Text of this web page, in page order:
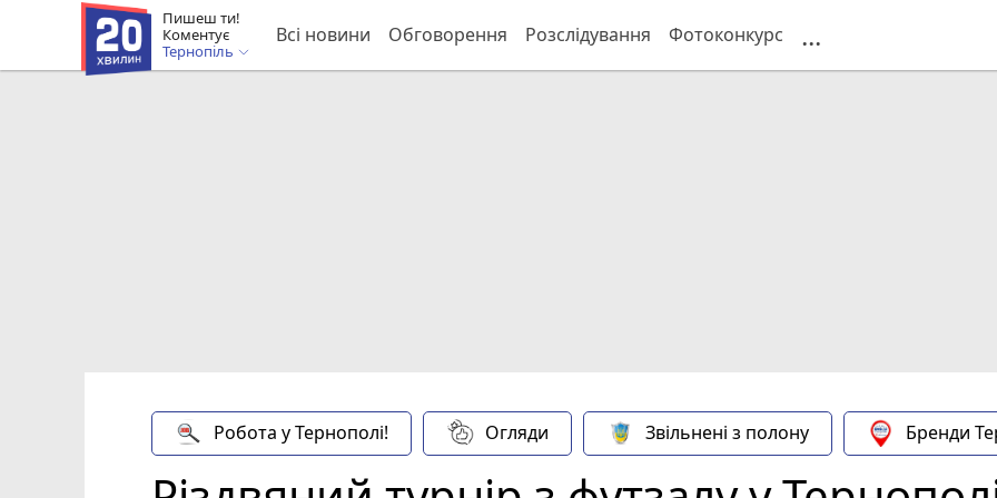
Пишеш ти!
Коментує
Тернопіль
Всі новини Обговорення Розслідування Фотоконкурс ...
Робота у Тернополі! Огляди Звільнені з полону Бренди